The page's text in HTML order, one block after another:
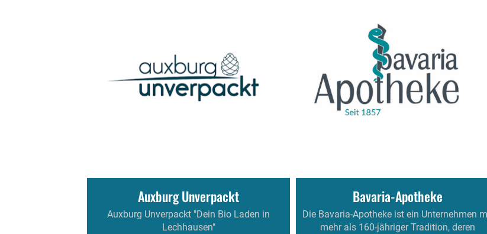
Auxburg Unverpackt
Auxburg Unverpackt "Dein Bio Laden in
Lechhausen"
Bavaria-Apotheke
Die Bavaria-Apotheke ist ein Unternehmen
mehr als 160-jähriger Tradition, deren